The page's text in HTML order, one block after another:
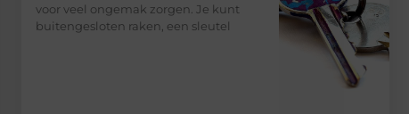
voor veel ongemak zorgen. Je kunt
buitengesloten raken, een sleutel